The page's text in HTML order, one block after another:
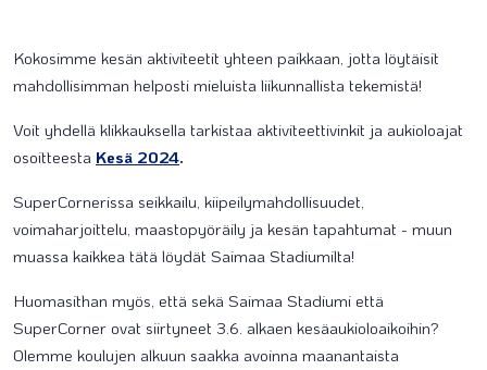
Kokosimme kesän aktiviteetit yhteen paikkaan, jotta löytäisit
mahdollisimman helposti mieluista liikunnallista tekemistä!
Voit yhdellä klikkauksella tarkistaa aktiviteettivinkit ja aukioloajat
osoitteesta Kesä 2024.
SuperCornerissa seikkailu, kiipeilymahdollisuudet,
voimaharjoittelu, maastopyöräily ja kesän tapahtumat - muun
muassa kaikkea tätä löydät Saimaa Stadiumilta!
Huomasithan myös, että sekä Saimaa Stadiumi että
SuperCorner ovat siirtyneet 3.6. alkaen kesäaukioloaikoihin?
Olemme koulujen alkuun saakka avoinna maanantaista